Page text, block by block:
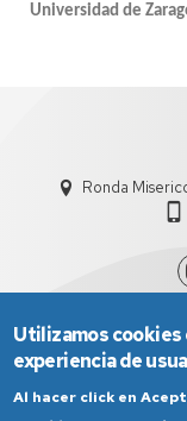
Universidad de
Ronda
Utilizamos cookies
experiencia de
Al hacer click en